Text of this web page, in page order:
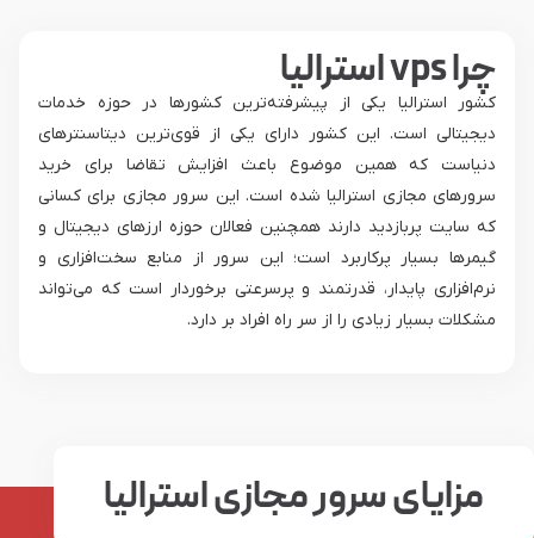
چرا vps استرالیا
کشور استرالیا یکی از پیشرفته‌ترین کشورها در حوزه خدمات
دیجیتالی است. این کشور دارای یکی از قوی‌ترین دیتاسنترهای
دنیاست که همین موضوع باعث افزایش تقاضا برای خرید
سرورهای مجازی استرالیا شده است. این سرور مجازی برای کسانی
که سایت پربازدید دارند همچنین فعالان حوزه ارزهای دیجیتال و
گیمرها بسیار پرکاربرد است؛ این سرور از منابع سخت‌افزاری و
نرم‌افزاری پایدار، قدرتمند و پرسرعتی برخوردار است که می‌تواند
مشکلات بسیار زیادی را از سر راه افراد بر دارد.
مزایای سرور مجازی استرالیا